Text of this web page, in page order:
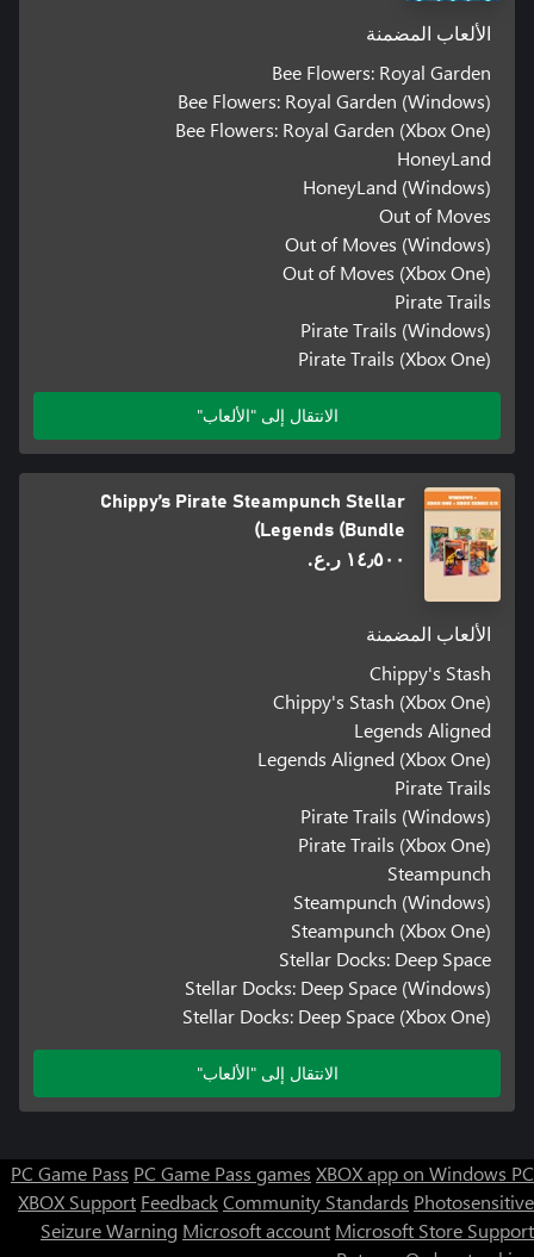
الألعاب المضمنة
Bee Flowers: Royal Garden
Bee Flowers: Royal Garden (Windows)
Bee Flowers: Royal Garden (Xbox One)
HoneyLand
HoneyLand (Windows)
Out of Moves
Out of Moves (Windows)
Out of Moves (Xbox One)
Pirate Trails
Pirate Trails (Windows)
Pirate Trails (Xbox One)
الانتقال إلى "الألعاب"
Chippy’s Pirate Steampunch Stellar
Legends (Bundle)
١٤٫٥٠٠ ر.ع.‏
الألعاب المضمنة
Chippy's Stash
Chippy's Stash (Xbox One)
Legends Aligned
Legends Aligned (Xbox One)
Pirate Trails
Pirate Trails (Windows)
Pirate Trails (Xbox One)
Steampunch
Steampunch (Windows)
Steampunch (Xbox One)
Stellar Docks: Deep Space
Stellar Docks: Deep Space (Windows)
Stellar Docks: Deep Space (Xbox One)
الانتقال إلى "الألعاب"
PC Game Pass PC Game Pass games XBOX app on Windows PC
XBOX Support FeedbackCommunity Standards Photosensitive
Seizure Warning Microsoft account Microsoft Store Support